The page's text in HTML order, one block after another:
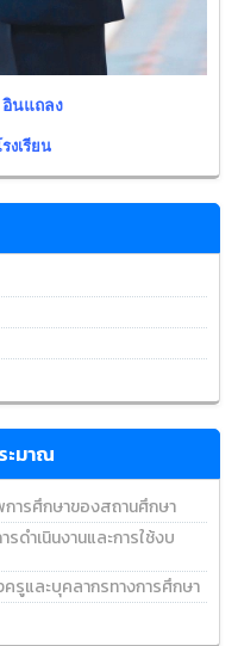
แถลง
งเรียน
ะมาณ
รศึกษาของสถานศึกษา
ดำเนินงานและการใช้งบ
รูและบุคลากรทางการศึกษา